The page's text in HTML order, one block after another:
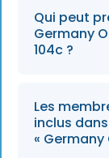
Le permis
en vertu de
des
résident
2026, il
personnes
Qui peut
Germany
104c ?
Les
titre de
de la loi sur
Les
inclus
«